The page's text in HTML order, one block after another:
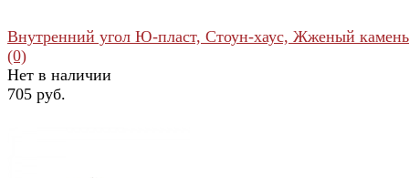
Внутренний угол Ю-пласт, Стоун-хаус, Жженый
(0)
Нет в наличии
705 руб.